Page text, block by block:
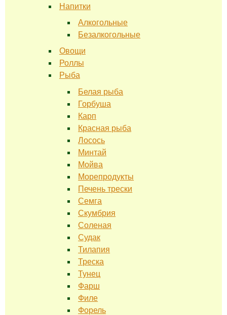
Напитки
Алкогольные
Безалкогольные
Овощи
Роллы
Рыба
Белая рыба
Горбуша
Карп
Красная рыба
Лосось
Минтай
Мойва
Морепродукты
Печень трески
Семга
Скумбрия
Соленая
Судак
Тилапия
Треска
Тунец
Фарш
Филе
Форель